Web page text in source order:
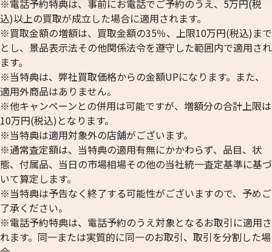
※電話予約特典は、事前にお電話でご予約のうえ、5万円(税
込)以上の買取が成立した場合に適用されます。
※買取金額の増額は、買取金額の35％、上限10万円(税込)まで
とし、景品表示法その他関係法令を遵守した範囲内で適用され
ます。
※当特典は、弊社買取価格からの金額UPになります。また、
適用外商品はありません。
※他キャンペーンとの併用は可能ですが、増額分の合計上限は
10万円(税込)となります。
※当特典は適用対象外の店舗がございます。
※通常査定額は、当特典の適用有無にかかわらず、品目、状
態、付属品、当日の市場相場その他の当社統一査定基準に基づ
いて算定します。
※当特典は予告なく終了する可能性がございますので、予めご
了承ください。
※電話予約特典は、電話予約のうえ対象となるお取引に適用さ
れます。同一または実質的に同一のお取引、取引を分割した場